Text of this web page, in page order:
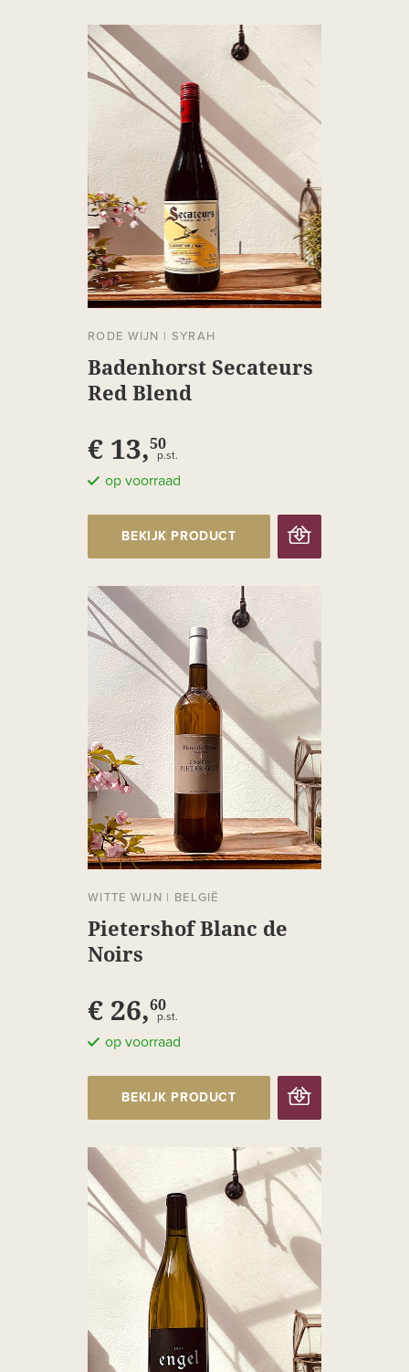
RODE WIJN | SYRAH
Badenhorst Secateurs
Red Blend
€ 13,50
p.st.
op voorraad
BEKIJK PRODUCT
WITTE WIJN | BELGIË
Pietershof Blanc de
Noirs
€ 26,60
p.st.
op voorraad
BEKIJK PRODUCT